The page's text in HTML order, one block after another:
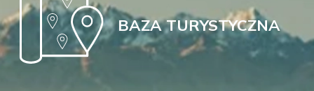
BAZA TURYSTYCZNA